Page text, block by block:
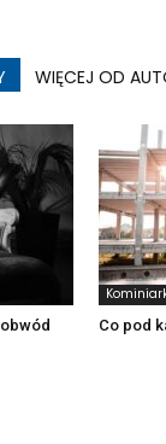
WIĘCEJ OD
Co pod